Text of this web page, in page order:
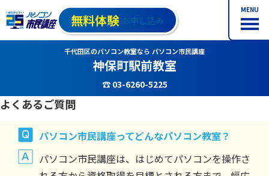
MENU
無料体験 お申し込み
千代田区のパソコン教室なら パソコン市民講座
神保町駅前教室
☎ 03-6260-5225
よくあるご質問
パソコン市民講座ってどんなパソコン教室？
パソコン市民講座は、はじめてパソコンを操作さ